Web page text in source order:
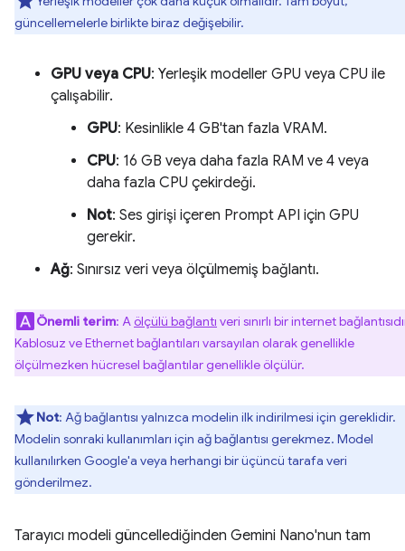
güncellemelerle birlikte biraz değişebilir.
GPU veya CPU: Yerleşik modeller GPU veya CPU ile
çalışabilir.
GPU: Kesinlikle 4 GB'tan fazla VRAM.
CPU: 16 GB veya daha fazla RAM ve 4 veya
daha fazla CPU çekirdeği.
Not: Ses girişi içeren Prompt API için GPU
gerekir.
Ağ: Sınırsız veri veya ölçülmemiş bağlantı.
Önemli terim: Aölçülü bağlantı veri sınırlı bir internet
Kablosuz ve Ethernet bağlantıları varsayılan olarak genellikle
ölçülmezken hücresel bağlantılar genellikle ölçülür.
Not: Ağ bağlantısı yalnızca modelin ilk indirilmesi için gereklidir.
Modelin sonraki kullanımları için ağ bağlantısı gerekmez. Model
kullanılırken Google'a veya herhangi bir üçüncü tarafa veri
gönderilmez.
Tarayıcı modeli güncellediğinden Gemini Nano'nun tam